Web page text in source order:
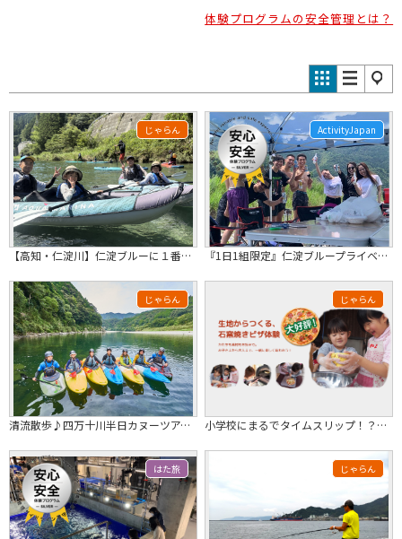
体験プログラムの安全管理とは？
【高知・仁淀川】仁淀ブルーに１番近い場所で２人乗りカヤック体験。にこ淵まで35分...
じゃらん
『1日1組限定』仁淀ブループライベートビーチ貸切★マリンアクティビティ体験＆昼食ＢＢＱ★
ActivityJapan
清流散歩♪四万十川半日カヌーツアー【午前】ツアー写真無料ダウンロード 開催期間：...
じゃらん
小学校にまるでタイムスリップ！？旧校舎で本格石窯を使ったピザ焼き体験★ ≪ファミ...
じゃらん
はた旅 じゃらん